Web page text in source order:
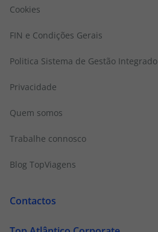
Cookies
FIN e Condições Gerais
Politica Sistema de Gestão Integrado
Privacidade
Quem somos
Trabalhe connosco
Blog TopViagens
Contactos